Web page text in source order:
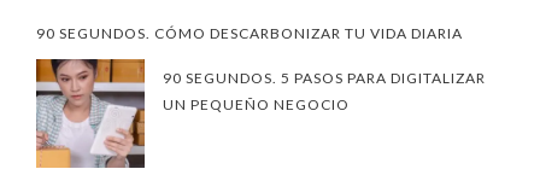
90 SEGUNDOS. CÓMO DESCARBONIZAR TU VIDA DIARIA
90 SEGUNDOS. 5 PASOS PARA DIGITALIZAR
UN PEQUEÑO NEGOCIO